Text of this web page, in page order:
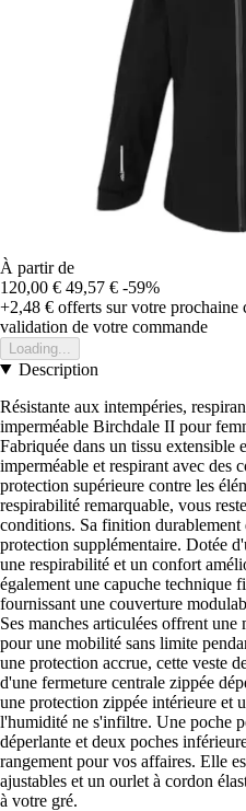
À partir de
120,00 € 49,57 € -59%
+2,48 € offerts sur votre prochaine
validation de votre commande
Loading...
Description
Résistante aux intempéries,
imperméable Birchdale II pour
Fabriquée dans un tissu extensible
imperméable et respirant avec des
protection supérieure contre les
respirabilité remarquable, vous
conditions. Sa finition
protection supplémentaire. Dotée
une respirabilité et un confort
également une capuche technique
fournissant une couverture
Ses manches articulées offrent
pour une mobilité sans limite
une protection accrue, cette veste
d'une fermeture centrale zippée
une protection zippée intérieure et
l'humidité ne s'infiltre. Une poche
déperlante et deux poches
rangement pour vos affaires. Elle
ajustables et un ourlet à cordon
à votre gré.